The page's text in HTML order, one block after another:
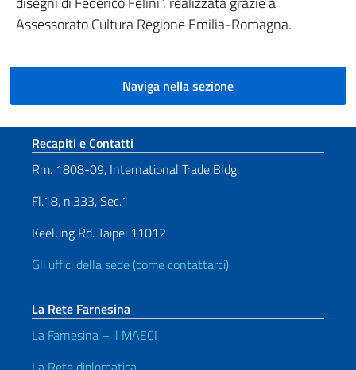
Assessorato Cultura Regione Emilia-Romagna.
Naviga nella sezione
Sezione footer
Recapiti e Contatti
Rm. 1808-09, International Trade Bldg.
Fl.18, n.333, Sec.1
Keelung Rd. Taipei 11012
Gli uffici della sede (come contattarci)
La Rete Farnesina
La Farnesina – il MAECI